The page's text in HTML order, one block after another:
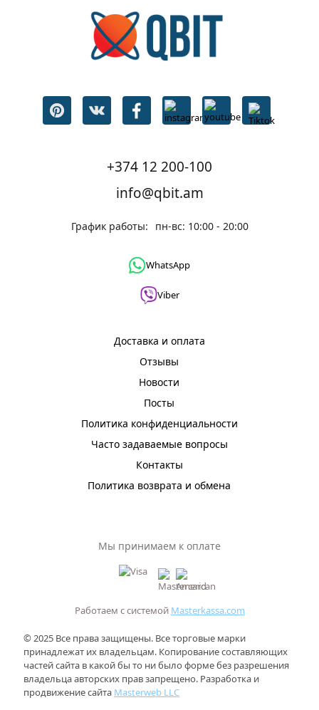
+374 12 200-100
info@qbit.am
График работы: пн-вс: 10:00 - 20:00
WhatsApp
Viber
Доставка и оплата
Отзывы
Новости
Посты
Политика конфиденциальности
Часто задаваемые вопросы
Контакты
Политика возврата и обмена
Мы принимаем к оплате
Работаем с системой Masterkassa.com
© 2025 Все права защищены. Все торговые марки
принадлежат их владельцам. Копирование составляющих
частей сайта в какой бы то ни было форме без разрешения
владельца авторских прав запрещено. Разработка и
продвижение сайта Masterweb LLC